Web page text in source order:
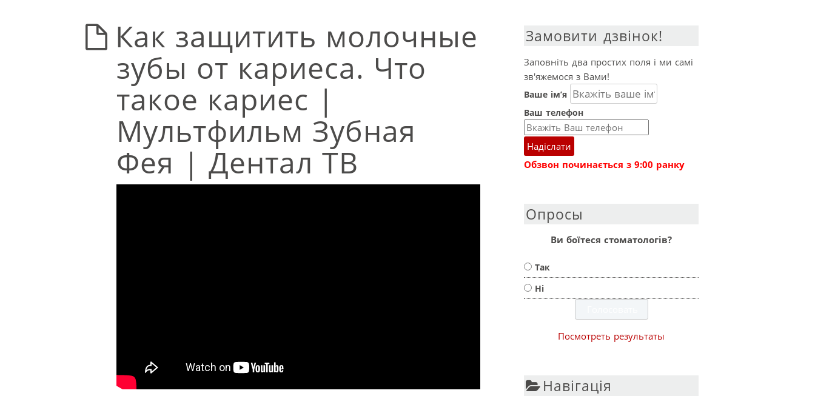
Как защитить молочные
зубы от кариеса. Что
такое кариес |
Мультфильм Зубная
Фея | Дентал ТВ
Замовити дзвінок!
Заповніть два простих поля і ми самі
зв'яжемося з Вами!
Ваше ім’я
Ваш телефон
Надіслати
Обзвон починається з 9:00 ранку
Опросы
Ви боїтеся стоматологів?
Так
Ні
Посмотреть результаты
Навігація